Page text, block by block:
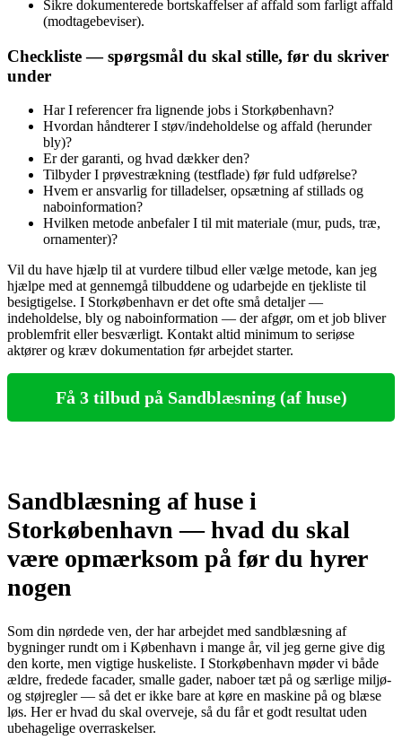
Sikre dokumenterede bortskaffelser af affald som farligt affald
(modtagebeviser).
Checkliste — spørgsmål du skal stille, før du skriver
under
Har I referencer fra lignende jobs i Storkøbenhavn?
Hvordan håndterer I støv/inde­holdelse og affald (herunder
bly)?
Er der garanti, og hvad dækker den?
Tilbyder I prøvestrækning (testflade) før fuld udførelse?
Hvem er ansvarlig for tilladelser, opsætning af stillads og
naboinformation?
Hvilken metode anbefaler I til mit materiale (mur, puds, træ,
ornamenter)?
Vil du have hjælp til at vurdere tilbud eller vælge metode, kan jeg
hjælpe med at gennemgå tilbuddene og udarbejde en tjekliste til
besigtigelse. I Storkøbenhavn er det ofte små detaljer —
indeholdelse, bly og naboinformation — der afgør, om et job bliver
problemfrit eller besværligt. Kontakt altid minimum to seriøse
aktører og kræv dokumentation før arbejdet starter.
Få 3 tilbud på Sandblæsning (af huse)
Sandblæsning af huse i
Storkøbenhavn — hvad du skal
være opmærksom på før du hyrer
nogen
Som din nørdede ven, der har arbejdet med sandblæsning af
bygninger rundt om i København i mange år, vil jeg gerne give dig
den korte, men vigtige huskeliste. I Storkøbenhavn møder vi både
ældre, fredede facader, smalle gader, naboer tæt på og særlige miljø-
og støjregler — så det er ikke bare at køre en maskine på og blæse
løs. Her er hvad du skal overveje, så du får et godt resultat uden
ubehagelige overraskelser.